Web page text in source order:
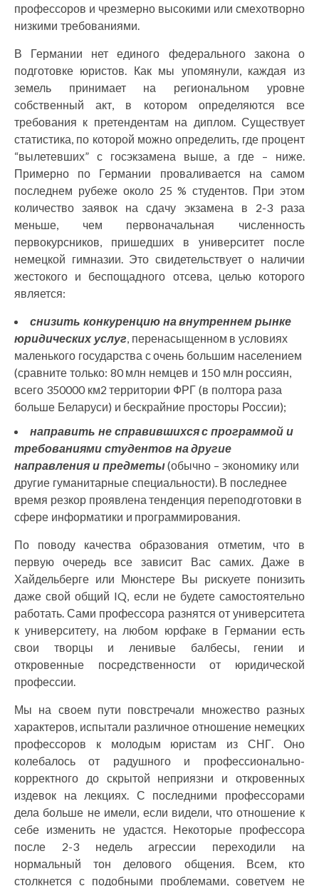
профессоров и чрезмерно высокими или смехотворно
низкими требованиями.
В Германии нет единого федерального закона о
подготовке юристов. Как мы упомянули, каждая из
земель принимает на региональном уровне
собственный акт, в котором определяются все
требования к претендентам на диплом. Существует
статистика, по которой можно определить, где процент
“вылетевших” с госэкзамена выше, а где – ниже.
Примерно по Германии проваливается на самом
последнем рубеже около 25 % студентов. При этом
количество заявок на сдачу экзамена в 2-3 раза
меньше, чем первоначальная численность
первокурсников, пришедших в университет после
немецкой гимназии. Это свидетельствует о наличии
жестокого и беспощадного отсева, целью которого
является:
снизить конкуренцию на внутреннем рынке
юридических услуг, перенасыщенном в условиях
маленького государства с очень большим населением
(сравните только: 80 млн немцев и 150 млн россиян,
всего 350000 км2 территории ФРГ (в полтора раза
больше Беларуси) и бескрайние просторы России);
направить не справившихся с программой и
требованиями студентов на другие
направления и предметы(обычно – экономику или
другие гуманитарные специальности). В последнее
время резкор проявлена тенденция переподготовки в
сфере информатики и программирования.
По поводу качества образования отметим, что в
первую очередь все зависит Вас самих. Даже в
Хайдельберге или Мюнстере Вы рискуете понизить
даже свой общий IQ, если не будете самостоятельно
работать. Сами профессора разнятся от университета
к университету, на любом юрфаке в Германии есть
свои творцы и ленивые балбесы, гении и
откровенные посредственности от юридической
профессии.
Мы на своем пути повстречали множество разных
характеров, испытали различное отношение немецких
профессоров к молодым юристам из СНГ. Оно
колебалось от радушного и профессионально-
корректного до скрытой неприязни и откровенных
издевок на лекциях. С последними профессорами
дела больше не имели, если видели, что отношение к
себе изменить не удастся. Некоторые профессора
после 2-3 недель агрессии переходили на
нормальный тон делового общения. Всем, кто
столкнется с подобными проблемами, советуем не